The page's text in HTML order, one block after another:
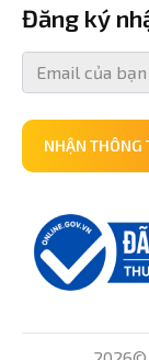
Đăng ký
NHẬN THÔNG